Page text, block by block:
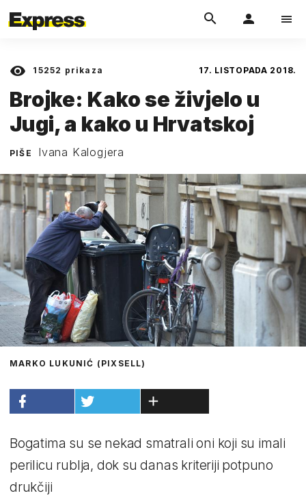
15252 prikaza 17. LISTOPADA 2018.
Brojke: Kako se živjelo u
Jugi, a kako u Hrvatskoj
PIŠE Ivana Kalogjera
MARKO LUKUNIĆ (PIXSELL)
Bogatima su se nekad smatrali oni koji su imali
perilicu rublja, dok su danas kriteriji potpuno
drukčiji